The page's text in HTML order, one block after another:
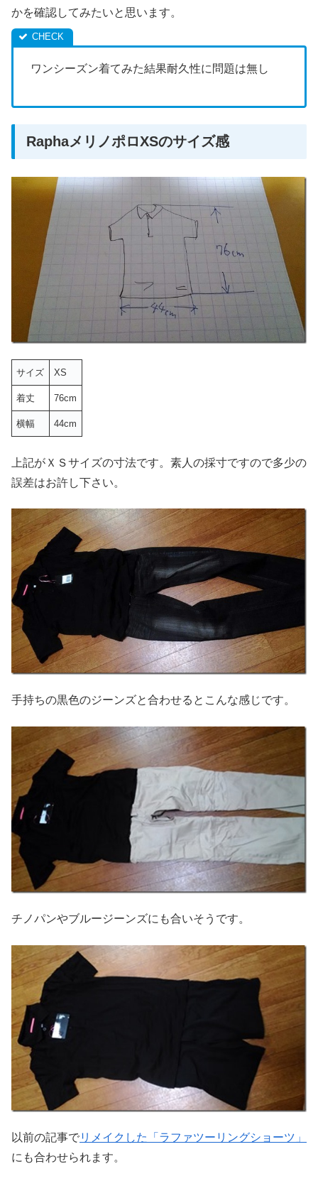
かを確認してみたいと思います。
ワンシーズン着てみた結果耐久性に問題は無し
RaphaメリノポロXSのサイズ感
サイズ XS
着丈 76cm
横幅 44cm
上記がＸＳサイズの寸法です。素人の採寸ですので多少の
誤差はお許し下さい。
手持ちの黒色のジーンズと合わせるとこんな感じです。
チノパンやブルージーンズにも合いそうです。
以前の記事でリメイクした「ラファツーリングショーツ」
にも合わせられます。